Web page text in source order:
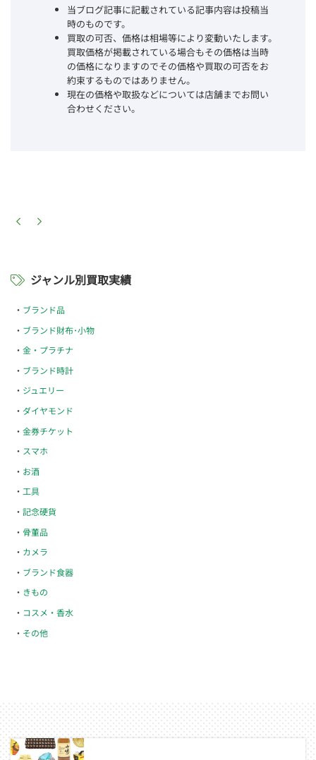
当ブログ記事に記載されている記事内容は投稿当
時のものです。
買取の可否、価格は相場等により変動いたします。
買取価格が掲載されている場合もその価格は当時
の価格になりますのでその価格や買取の可否をお
約束するものではありません。
現在の価格や取扱などについては店舗までお問い
合わせください。
ジャンル別買取実績
ブランド品
ブランド財布･小物
金・プラチナ
ブランド時計
ジュエリー
ダイヤモンド
金券チケット
スマホ
お酒
工具
記念硬貨
骨董品
カメラ
ブランド食器
きもの
コスメ・香水
その他